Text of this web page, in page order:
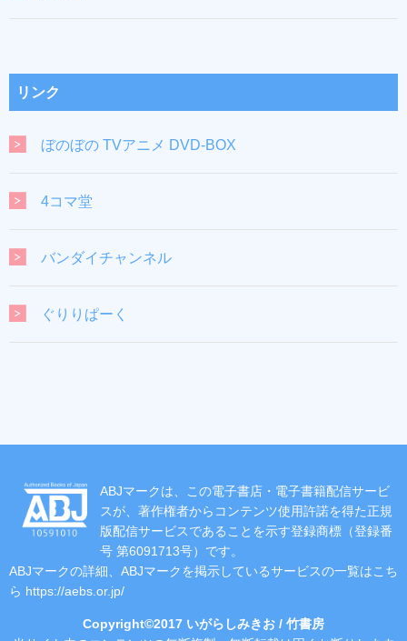
リンク
ぼのぼの TVアニメ DVD-BOX
4コマ堂
バンダイチャンネル
ぐりりぱーく
ABJマークは、この電子書店・電子書籍配信サービ
スが、著作権者からコンテンツ使用許諾を得た正規
版配信サービスであることを示す登録商標（登録番
号 第6091713号）です。
ABJマークの詳細、ABJマークを掲示しているサービスの一覧はこち
ら https://aebs.or.jp/
Copyright©2017 いがらしみきお / 竹書房